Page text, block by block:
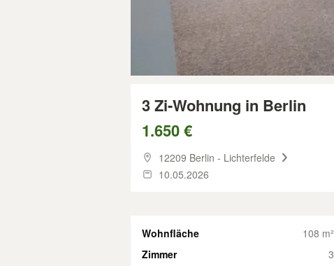
3 Zi-Wohnung in Berlin
1.650 €
12209 Berlin - Lichterfelde
10.05.2026
Wohnfläche
108 m²
Zimmer
3